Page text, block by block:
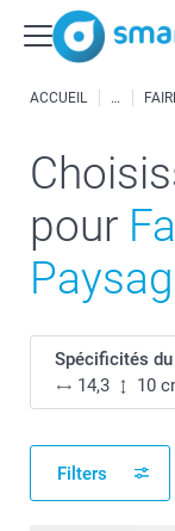
ACCUEIL
pour
Spécificités
14,3
10
Filters